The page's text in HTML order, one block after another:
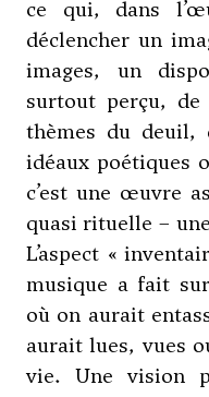
ce qui, dans
déclencher un
images, un
surtout perçu,
thèmes du deuil,
idéaux poétiques
c’est une œuvre
quasi rituelle –
L’aspect «
musique a fait
où on aurait
aurait lues, vues
vie. Une vision